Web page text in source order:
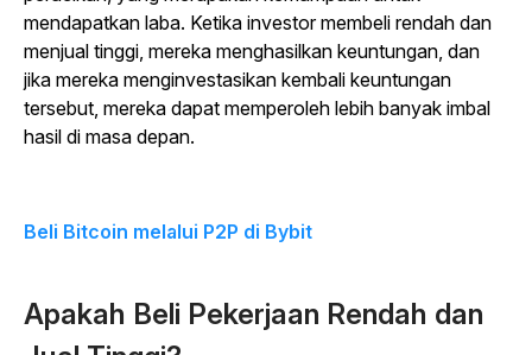
mendapatkan laba. Ketika investor membeli rendah dan
menjual tinggi, mereka menghasilkan keuntungan, dan
jika mereka menginvestasikan kembali keuntungan
tersebut, mereka dapat memperoleh lebih banyak imbal
hasil di masa depan.
Beli Bitcoin melalui P2P di Bybit
Apakah Beli Pekerjaan Rendah dan